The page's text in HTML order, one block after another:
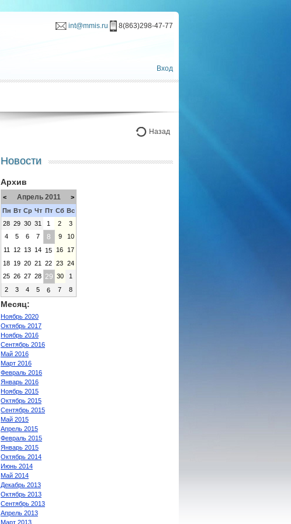
int@mmis.ru 8(863)298-47-77
Вход
Назад
Новости
Архив
< Апрель 2011
>
Пн Вт Ср Чт Пт Сб Вс
28 29 30 31 1 2
3
4
5 6 7 8 9
10
11
12 13 14 15 16
17
18 19 20 21 22 23 24
25 26 27 28 29 30
1
2
3 4 5 6 7 8
Месяц:
Ноябрь 2020
Октябрь 2017
Ноябрь 2016
Сентябрь 2016
Май 2016
Март 2016
Февраль 2016
Январь 2016
Ноябрь 2015
Октябрь 2015
Сентябрь 2015
Май 2015
Апрель 2015
Февраль 2015
Январь 2015
Октябрь 2014
Июнь 2014
Май 2014
Декабрь 2013
Октябрь 2013
Сентябрь 2013
Апрель 2013
Март 2013